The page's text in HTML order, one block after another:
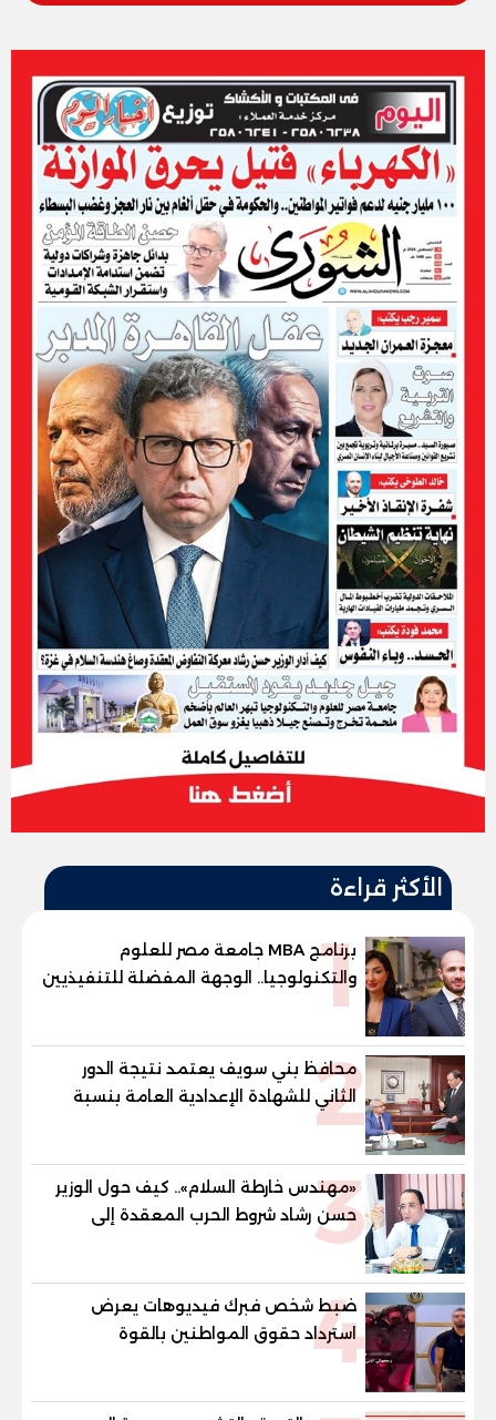
الأكثر قراءة
1
برنامج MBA جامعة مصر للعلوم
والتكنولوجيا.. الوجهة المفضلة للتنفيذيين
وقيادات المؤسسات لصناعة قادة
2
محافظ بني سويف يعتمد نتيجة الدور
الثاني للشهادة الإعدادية العامة بنسبة
والنور للمكفوفين
3
«مهندس خارطة السلام».. كيف حول الوزير
حسن رشاد شروط الحرب المعقدة إلى
"خارطة طريق" للانسحاب والإعمار؟
4
ضبط شخص فبرك فيديوهات يعرض
استرداد حقوق المواطنين بالقوة